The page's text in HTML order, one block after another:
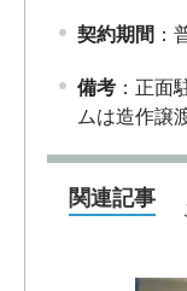
契約期間 ：
備考 ：正面
ムは造作譲
関連記事